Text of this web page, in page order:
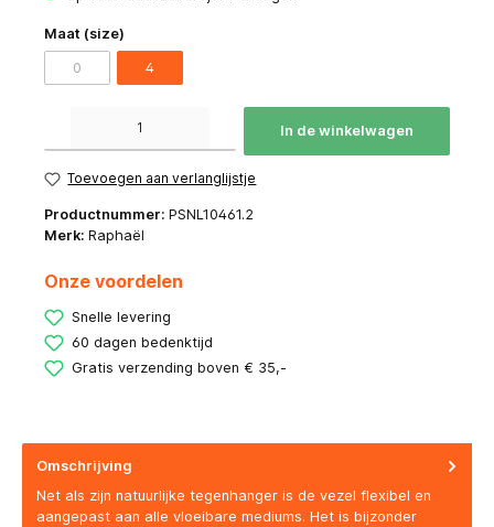
Maat (size)
0 4
In de winkelwagen
Toevoegen aan verlanglijstje
Productnummer: PSNL10461.2
Merk: Raphaël
Onze voordelen
Snelle levering
60 dagen bedenktijd
Gratis verzending boven € 35,-
Omschrijving
Net als zijn natuurlijke tegenhanger is de vezel flexibel en
aangepast aan alle vloeibare mediums. Het is bijzonder